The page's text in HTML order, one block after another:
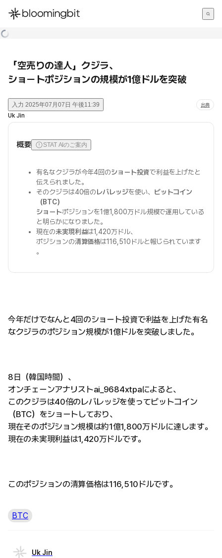
한국어
「空売りの達人」クジラ、
ショートポジションの規模が1億ドルを突破
入力 2025年07月07日 午後11:39 出典
Uk Jin
概要 STAT AIのご案内
有名なクジラが今年4回のショート投資で利益を上げたと
伝えられました。
そのクジラは40倍のレバレッジを使い、 ビットコイン
（BTC）
ショートポジションを1億1,800万ドル規模で運用している
と明らかになりました。
現在の未実現利益は1,420万ドル、
ポジションの清算価格は116,510ドルと報じられています
。
今年だけでなんと4回のショート投資で利益を上げた有名
なクジラのポジション規模が1億ドルを突破しました。
8日（韓国時間）、
オンチェーンアナリストai_9684xtpaによると、
このクジラは40倍のレバレッジを使ってビットコイン
（BTC）をショートしており、
現在そのポジション規模は約1億1,800万ドルに達します。
現在の未実現利益は1,420万ドルです。
このポジションの清算価格は116,510ドルです。
BTC
Uk Jin